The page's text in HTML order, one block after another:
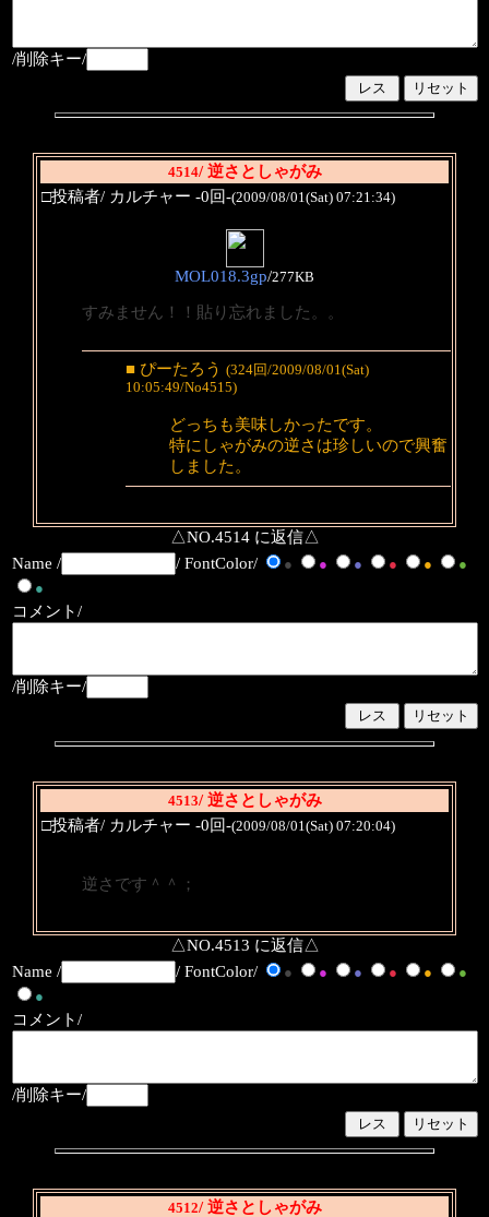
/削除キー/
4514/ 逆さとしゃがみ
□投稿者/ カルチャー -0回-(2009/08/01(Sat) 07:21:34)
MOL018.3gp/277KB
すみません！！貼り忘れました。。
■ ぴーたろう (324回/2009/08/01(Sat)
10:05:49/No4515)
どっちも美味しかったです。
特にしゃがみの逆さは珍しいので興奮
しました。
△NO.4514 に返信△
Name /
/ FontColor/ ● ● ● ● ●
●
●
コメント/
/削除キー/
4513/ 逆さとしゃがみ
□投稿者/ カルチャー -0回-(2009/08/01(Sat) 07:20:04)
逆さです＾＾；
△NO.4513 に返信△
Name /
/ FontColor/ ● ● ● ● ●
●
●
コメント/
/削除キー/
4512/ 逆さとしゃがみ